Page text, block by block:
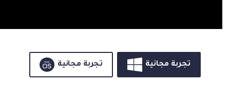
تجربة مجانية تجربة مجانية